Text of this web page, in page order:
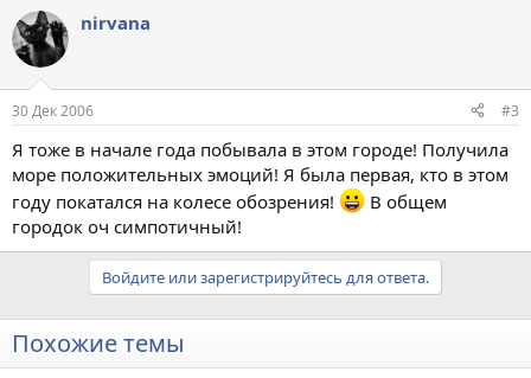
nirvana
30 Дек 2006 #3
Я тоже в начале года побывала в этом городе! Получила
море положительных эмоций! Я была первая, кто в этом
году покатался на колесе обозрения!
В общем
городок оч симпотичный!
Войдите или зарегистрируйтесь для ответа.
Похожие темы